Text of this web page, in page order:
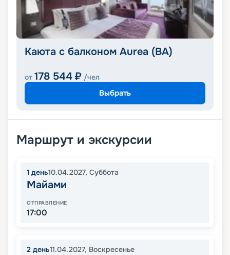
Каюта с балконом Aurea (BA)
от 178 544 ₽ /чел
Выбрать
Маршрут и экскурсии
1 день10.04.2027, Суббота
Майами
ОТПРАВЛЕНИЕ
17:00
2 день11.04.2027, Воскресенье